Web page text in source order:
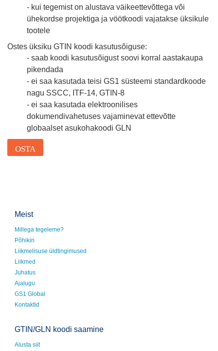
- kui tegemist on alustava väikeettevõttega või
ühekordse projektiga ja vöötkoodi vajatakse üksikule
tootele
Ostes üksiku GTIN koodi kasutusõiguse:
- saab koodi kasutusõigust soovi korral aastakaupa
pikendada
- ei saa kasutada teisi GS1 süsteemi standardkoode
nagu SSCC, ITF-14, GTIN-8
- ei saa kasutada elektroonilises
dokumendivahetuses vajaminevat ettevõtte
globaalset asukohakoodi GLN
OSTA
Meist
Millega tegeleme?
Põhikiri
Liikmelisuse üldtingimused
Liikmed
Juhatus
Ajalugu
GS1 Global
Kontaktid
GTIN/GLN koodi saamine
Alusta siit